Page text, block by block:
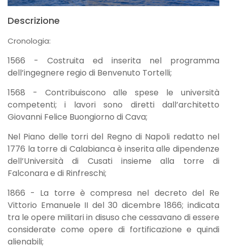
Descrizione
Cronologia:
1566 - Costruita ed inserita nel programma
dell’ingegnere regio di Benvenuto Tortelli;
1568 - Contribuiscono alle spese le università
competenti; i lavori sono diretti dall’architetto
Giovanni Felice Buongiorno di Cava;
Nel Piano delle torri del Regno di Napoli redatto nel
1776 la torre di Calabianca è inserita alle dipendenze
dell’Università di Cusati insieme alla torre di
Falconara e di Rinfreschi;
1866 - La torre è compresa nel decreto del Re
Vittorio Emanuele II del 30 dicembre 1866; indicata
tra le opere militari in disuso che cessavano di essere
considerate come opere di fortificazione e quindi
alienabili;